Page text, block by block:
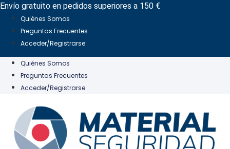
Ir
contenido
Envío gratuito en pedidos superiores a 150 €
Quiénes Somos
Preguntas Frecuentes
Acceder/Registrarse
Quiénes Somos
Preguntas Frecuentes
Acceder/Registrarse